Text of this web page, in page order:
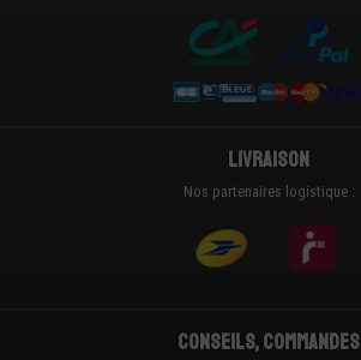
Livraison
Nos partenaires logistique :
Conseils, Commandes